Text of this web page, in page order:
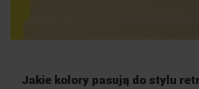
Jakie kolory pasują do stylu